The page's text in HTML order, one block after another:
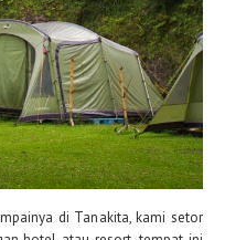
di Tanakita, kami setor